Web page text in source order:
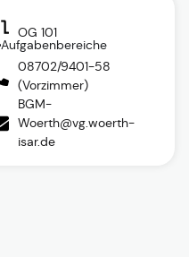
OG 101
Aufgabenbereiche
08702/9401-58
(Vorzimmer)
BGM-
Woerth@vg.woerth-
isar.de